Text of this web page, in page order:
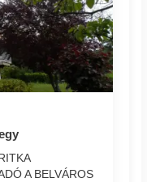
A BELVÁROS